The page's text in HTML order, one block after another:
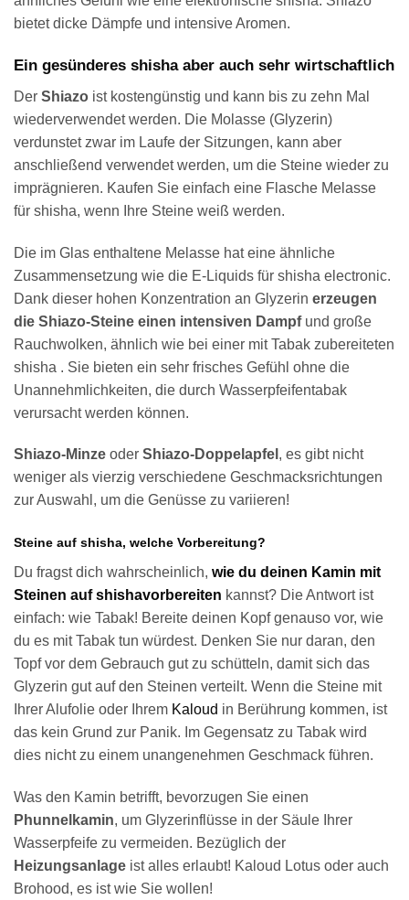
bietet dicke Dämpfe und intensive Aromen.
Ein gesünderes shisha aber auch sehr wirtschaftlich
Der Shiazo ist kostengünstig und kann bis zu zehn Mal
wiederverwendet werden. Die Molasse (Glyzerin)
verdunstet zwar im Laufe der Sitzungen, kann aber
anschließend verwendet werden, um die Steine wieder zu
imprägnieren. Kaufen Sie einfach eine Flasche Melasse
für shisha, wenn Ihre Steine weiß werden.
Die im Glas enthaltene Melasse hat eine ähnliche
Zusammensetzung wie die E-Liquids für shisha electronic.
Dank dieser hohen Konzentration an Glyzerin erzeugen
die Shiazo-Steine einen intensiven Dampfund große
Rauchwolken, ähnlich wie bei einer mit Tabak zubereiteten
shisha . Sie bieten ein sehr frisches Gefühl ohne die
Unannehmlichkeiten, die durch Wasserpfeifentabak
verursacht werden können.
Shiazo-Minze oder Shiazo-Doppelapfel , es gibt nicht
weniger als vierzig verschiedene Geschmacksrichtungen
zur Auswahl, um die Genüsse zu variieren!
Steine auf shisha, welche Vorbereitung?
Du fragst dich wahrscheinlich, wie du deinen Kamin mit
Steinen auf shishavorbereiten kannst? Die Antwort ist
einfach: wie Tabak! Bereite deinen Kopf genauso vor, wie
du es mit Tabak tun würdest. Denken Sie nur daran, den
Topf vor dem Gebrauch gut zu schütteln, damit sich das
Glyzerin gut auf den Steinen verteilt. Wenn die Steine mit
Ihrer Alufolie oder Ihrem Kaloud in Berührung kommen, ist
das kein Grund zur Panik. Im Gegensatz zu Tabak wird
dies nicht zu einem unangenehmen Geschmack führen.
Was den Kamin betrifft, bevorzugen Sie einen
Phunnelkamin, um Glyzerinflüsse in der Säule Ihrer
Wasserpfeife zu vermeiden. Bezüglich der
Heizungsanlage ist alles erlaubt! Kaloud Lotus oder auch
Brohood, es ist wie Sie wollen!